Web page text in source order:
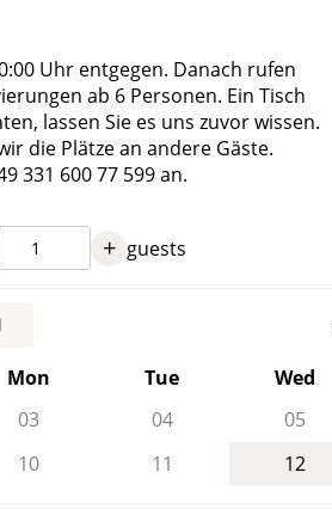
Uhr entgegen. Danach rufen
ab 6 Personen. Ein Tisch
lassen Sie es uns zuvor wissen.
die Plätze an andere Gäste.
331 600 77 599 an.
+ guests
Mon
Tue Wed
03
04 05
10
11 12